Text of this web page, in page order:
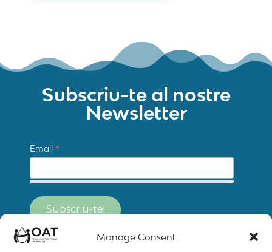
Manage Consent
Subscriu-te al nostre
Newsletter
Email *